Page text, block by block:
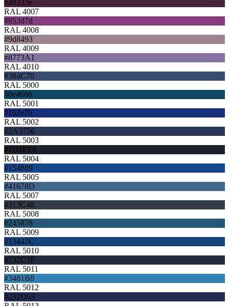
#48233e
RAL 4007
#853d7d
RAL 4008
#9d8493
RAL 4009
#8773A1
RAL 4010
#384C70
RAL 5000
#0e4666
RAL 5001
#162e7b
RAL 5002
#2A3756
RAL 5003
#1D1F2A
RAL 5004
#154889
RAL 5005
#41678D
RAL 5007
#313C48
RAL 5008
#245878
RAL 5009
#13447C
RAL 5010
#232C3F
RAL 5011
#3481B8
RAL 5012
#232D53